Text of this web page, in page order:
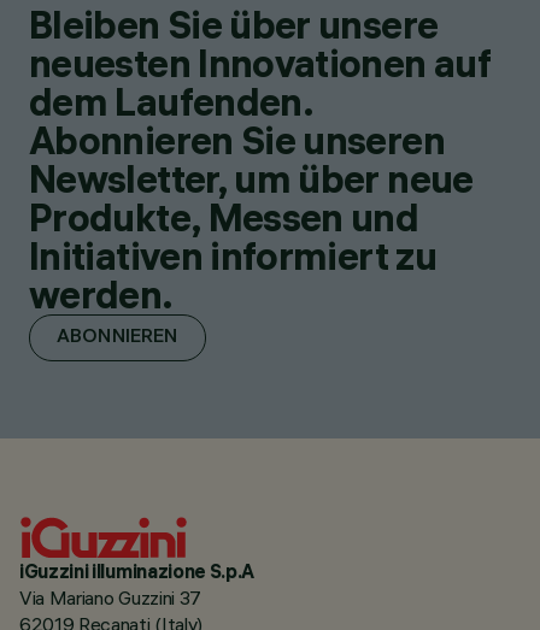
Bleiben Sie über unsere
neuesten Innovationen auf
dem Laufenden.
Abonnieren Sie unseren
Newsletter, um über neue
Produkte, Messen und
Initiativen informiert zu
werden.
ABONNIEREN
iGuzzini illuminazione S.p.A
Via Mariano Guzzini 37
62019 Recanati (Italy)